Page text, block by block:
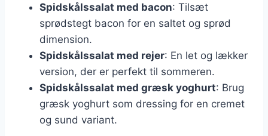
Spidskålssalat med bacon: Tilsæt
sprødstegt bacon for en saltet og sprød
dimension.
Spidskålssalat med rejer: En let og lækker
version, der er perfekt til sommeren.
Spidskålssalat med græsk yoghurt: Brug
græsk yoghurt som dressing for en cremet
og sund variant.